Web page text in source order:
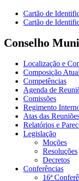
Cartão de
Cartão de
Conselho
Localização e
Composição Atual
Competências
Agenda de
Comissões
Regimento
Atas das
Relatórios e
Legislação
Moções
Resoluções
Decretos
Conferências
16ª